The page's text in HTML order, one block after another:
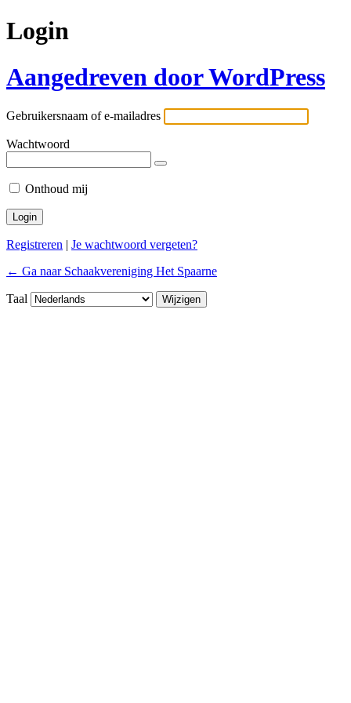
Login
Aangedreven door WordPress
Gebruikersnaam of e-mailadres
Wachtwoord
Onthoud mij
Registreren | Je wachtwoord vergeten?
← Ga naar Schaakvereniging Het Spaarne
Taal